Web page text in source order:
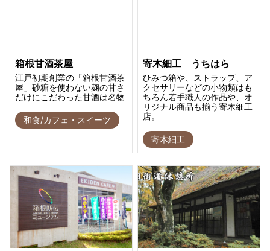
箱根甘酒茶屋
江戸初期創業の「箱根甘酒茶
屋」砂糖を使わない麹の甘さ
だけにこだわった甘酒は名物
和食/カフェ・スイーツ
寄木細工 うちはら
ひみつ箱や、ストラップ、ア
クセサリーなどの小物類はも
ちろん若手職人の作品や、オ
リジナル商品も揃う寄木細工
店。
寄木細工